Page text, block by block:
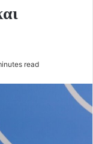
read